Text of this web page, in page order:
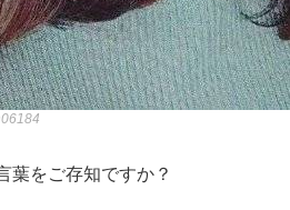
葉をご存知ですか？